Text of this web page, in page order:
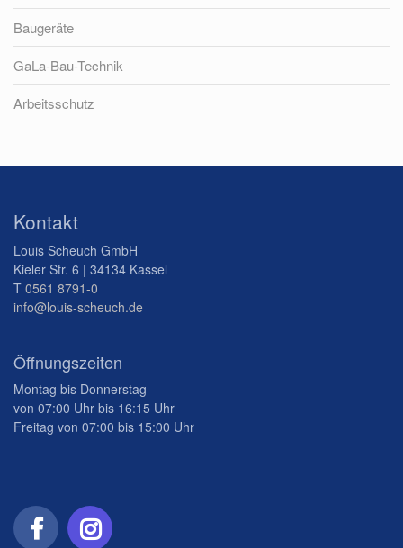
Baugeräte
GaLa-Bau-Technik
Arbeitsschutz
Kontakt
Louis Scheuch GmbH
Kieler Str. 6 | 34134 Kassel
T 0561 8791-0
info@louis-scheuch.de
Öffnungszeiten
Montag bis Donnerstag
von 07:00 Uhr bis 16:15 Uhr
Freitag von 07:00 bis 15:00 Uhr